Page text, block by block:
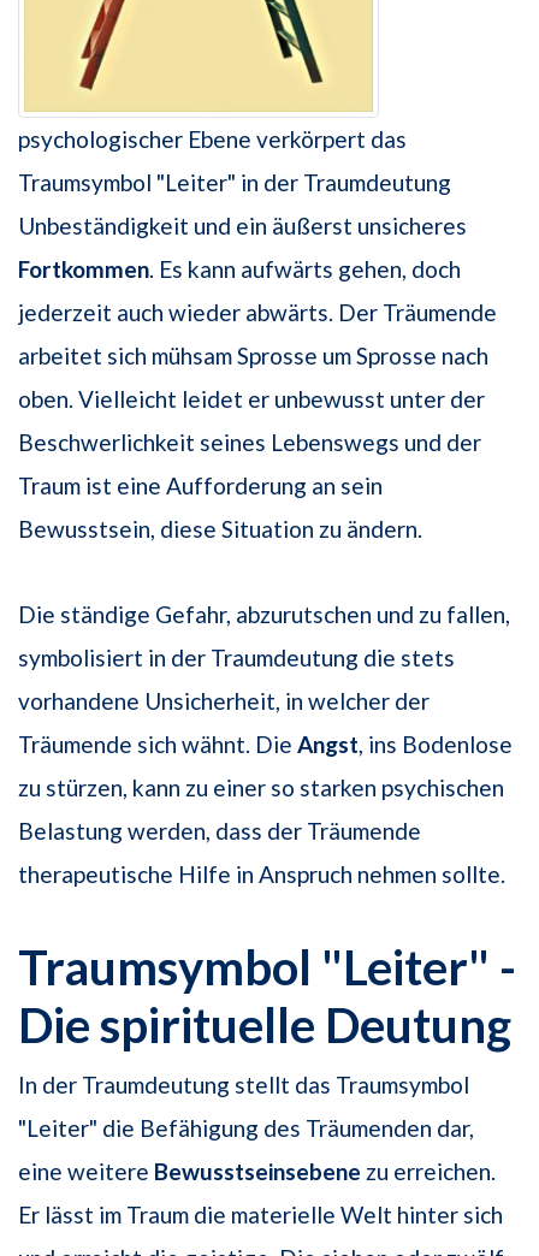
psychologischer Ebene verkörpert das
Traumsymbol "Leiter" in der Traumdeutung
Unbeständigkeit und ein äußerst unsicheres
Fortkommen. Es kann aufwärts gehen, doch
jederzeit auch wieder abwärts. Der Träumende
arbeitet sich mühsam Sprosse um Sprosse nach
oben. Vielleicht leidet er unbewusst unter der
Beschwerlichkeit seines Lebenswegs und der
Traum ist eine Aufforderung an sein
Bewusstsein, diese Situation zu ändern.
Die ständige Gefahr, abzurutschen und zu fallen,
symbolisiert in der Traumdeutung die stets
vorhandene Unsicherheit, in welcher der
Träumende sich wähnt. Die Angst, ins Bodenlose
zu stürzen, kann zu einer so starken psychischen
Belastung werden, dass der Träumende
therapeutische Hilfe in Anspruch nehmen sollte.
Traumsymbol "Leiter" -
Die spirituelle Deutung
In der Traumdeutung stellt das Traumsymbol
"Leiter" die Befähigung des Träumenden dar,
eine weitere Bewusstseinsebene zu erreichen.
Er lässt im Traum die materielle Welt hinter sich